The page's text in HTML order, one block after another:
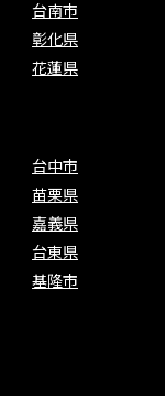
台南市
彰化県
花蓮県
台中市
苗栗県
嘉義県
台東県
基隆市